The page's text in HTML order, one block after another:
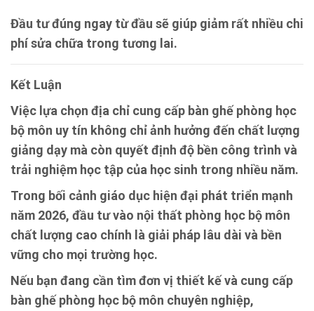
Đầu tư đúng ngay từ đầu sẽ giúp giảm rất nhiều chi
phí sửa chữa trong tương lai.
Kết Luận
Việc lựa chọn địa chỉ cung cấp bàn ghế phòng học
bộ môn uy tín không chỉ ảnh hưởng đến chất lượng
giảng dạy mà còn quyết định độ bền công trình và
trải nghiệm học tập của học sinh trong nhiều năm.
Trong bối cảnh giáo dục hiện đại phát triển mạnh
năm 2026, đầu tư vào nội thất phòng học bộ môn
chất lượng cao chính là giải pháp lâu dài và bền
vững cho mọi trường học.
Nếu bạn đang cần tìm đơn vị thiết kế và cung cấp
bàn ghế phòng học bộ môn chuyên nghiệp,